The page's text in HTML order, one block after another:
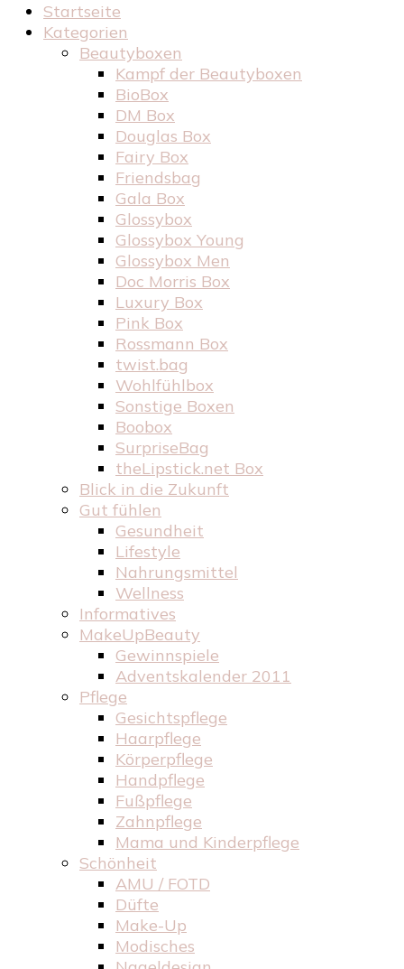
Startseite
Kategorien
Beautyboxen
Kampf der Beautyboxen
BioBox
DM Box
Douglas Box
Fairy Box
Friendsbag
Gala Box
Glossybox
Glossybox Young
Glossybox Men
Doc Morris Box
Luxury Box
Pink Box
Rossmann Box
twist.bag
Wohlfühlbox
Sonstige Boxen
Boobox
SurpriseBag
theLipstick.net Box
Blick in die Zukunft
Gut fühlen
Gesundheit
Lifestyle
Nahrungsmittel
Wellness
Informatives
MakeUpBeauty
Gewinnspiele
Adventskalender 2011
Pflege
Gesichtspflege
Haarpflege
Körperpflege
Handpflege
Fußpflege
Zahnpflege
Mama und Kinderpflege
Schönheit
AMU / FOTD
Düfte
Make-Up
Modisches